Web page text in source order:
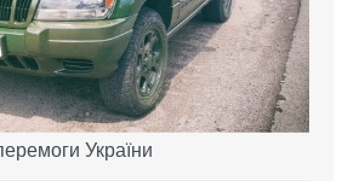
України